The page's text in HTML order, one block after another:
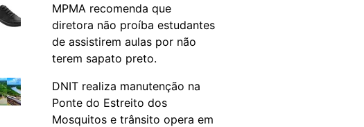
MPMA recomenda que
diretora não proíba estudantes
de assistirem aulas por não
terem sapato preto.
DNIT realiza manutenção na
Ponte do Estreito dos
Mosquitos e trânsito opera em